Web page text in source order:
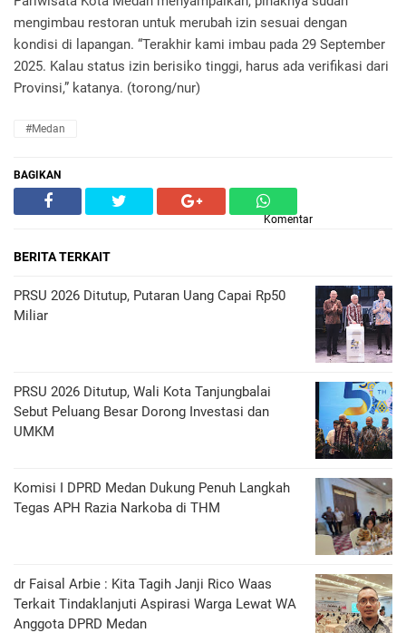
mengimbau restoran untuk merubah izin sesuai dengan
kondisi di lapangan. “Terakhir kami imbau pada 29 September
2025. Kalau status izin berisiko tinggi, harus ada verifikasi dari
Provinsi,” katanya. (torong/nur)
#Medan
BAGIKAN
Komentar
BERITA TERKAIT
PRSU 2026 Ditutup, Putaran Uang Capai Rp50
Miliar
PRSU 2026 Ditutup, Wali Kota Tanjungbalai
Sebut Peluang Besar Dorong Investasi dan
UMKM
Komisi I DPRD Medan Dukung Penuh Langkah
Tegas APH Razia Narkoba di THM
dr Faisal Arbie : Kita Tagih Janji Rico Waas
Terkait Tindaklanjuti Aspirasi Warga Lewat WA
Anggota DPRD Medan